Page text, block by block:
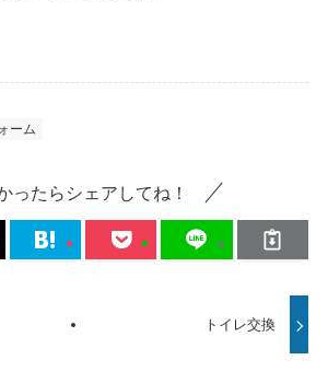
ーム
ったらシェアしてね！
トイレ交換